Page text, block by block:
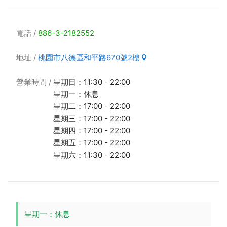
電話 886-3-2182552
地址 桃園市八德區和平路670號2樓
營業時間
星期日：11:30 - 22:00
星期一：休息
星期二：17:00 - 22:00
星期三：17:00 - 22:00
星期四：17:00 - 22:00
星期五：17:00 - 22:00
星期六：11:30 - 22:00
星期一：休息